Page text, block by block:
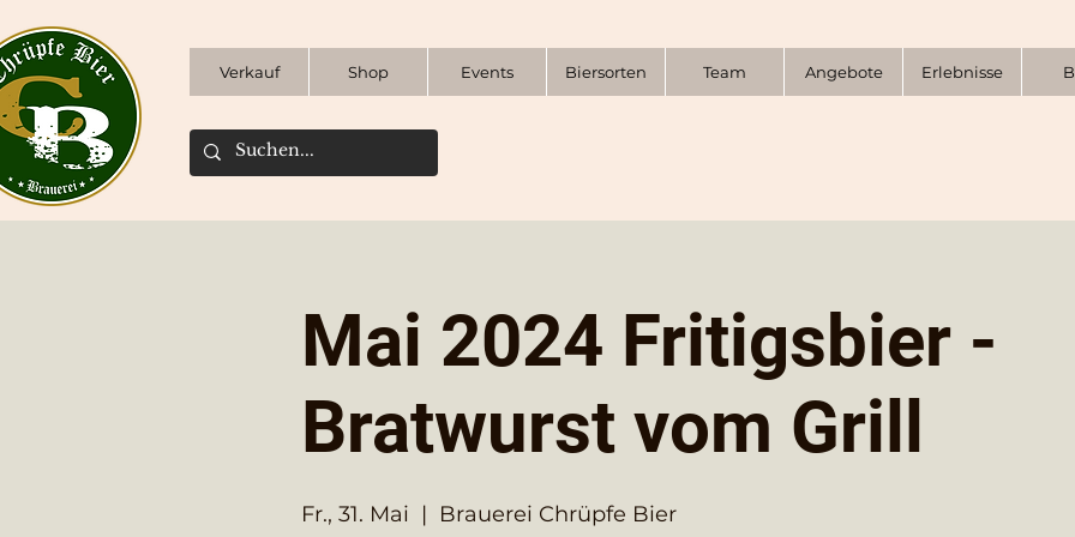
Verkauf Shop Events Biersorten Team Angebote Erlebnisse
Mai 2024 Fritigsbier -
Bratwurst vom Grill
Fr., 31. Mai
  |
Brauerei Chrüpfe Bier